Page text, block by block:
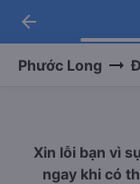
-
arrow_back
Phước Long
Xin lỗi bạn vì
ngay khi có